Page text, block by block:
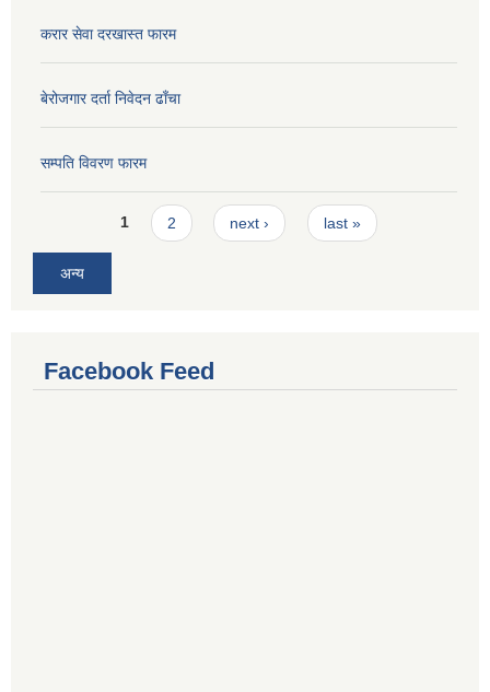
करार सेवा दरखास्त फारम
बेरोजगार दर्ता निवेदन ढाँचा
सम्पति विवरण फारम
Pages1 2 next › last »
अन्य
Facebook Feed